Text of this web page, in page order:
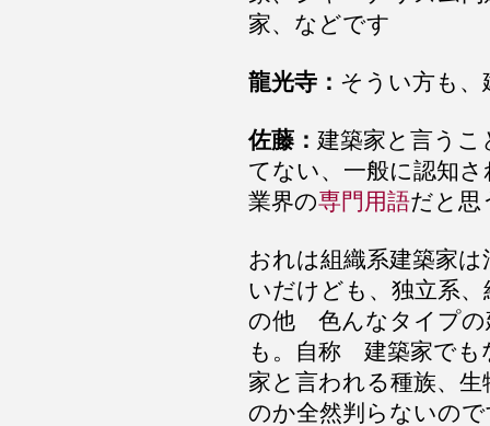
家、などです
龍光寺： そうい方も
佐藤： 建築家と言う
てない、一般に認知
業界の専門用語だと思
おれは組織系建築家
いだけども、独立系
の他 色んなタイプの
も。自称 建築家でも
家と言われる種族、
のか全然判らないの